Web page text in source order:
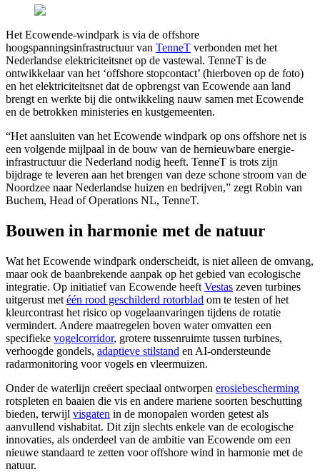
Het Ecowende-windpark is via de offshore
hoogspanningsinfrastructuur van TenneT verbonden met het
Nederlandse elektriciteitsnet op de vastewal. TenneT is de
ontwikkelaar van het ‘offshore stopcontact’ (hierboven op de foto)
en het elektriciteitsnet dat de opbrengst van Ecowende aan land
brengt en werkte bij die ontwikkeling nauw samen met Ecowende
en de betrokken ministeries en kustgemeenten.
“Het aansluiten van het Ecowende windpark op ons offshore net is
een volgende mijlpaal in de bouw van de hernieuwbare energie-
infrastructuur die Nederland nodig heeft. TenneT is trots zijn
bijdrage te leveren aan het brengen van deze schone stroom van de
Noordzee naar Nederlandse huizen en bedrijven,” zegt Robin van
Buchem, Head of Operations NL, TenneT.
Bouwen in harmonie met de natuur
Wat het Ecowende windpark onderscheidt, is niet alleen de omvang,
maar ook de baanbrekende aanpak op het gebied van ecologische
integratie. Op initiatief van Ecowende heeft Vestas zeven turbines
uitgerust met één rood geschilderd rotorblad om te testen of het
kleurcontrast het risico op vogelaanvaringen tijdens de rotatie
vermindert. Andere maatregelen boven water omvatten een
specifieke vogelcorridor, grotere tussenruimte tussen turbines,
verhoogde gondels, adaptieve stilstand en AI-ondersteunde
radarmonitoring voor vogels en vleermuizen.
Onder de waterlijn creëert speciaal ontworpen erosiebescherming
rotspleten en baaien die vis en andere mariene soorten beschutting
bieden, terwijl visgaten in de monopalen worden getest als
aanvullend vishabitat. Dit zijn slechts enkele van de ecologische
innovaties, als onderdeel van de ambitie van Ecowende om een
nieuwe standaard te zetten voor offshore wind in harmonie met de
natuur.